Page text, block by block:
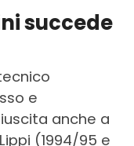
succede
e
anche a
(1994/95 e